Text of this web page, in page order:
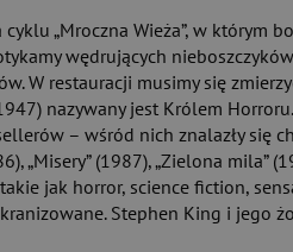
„Mroczna Wieża”, w którym
wędrujących
restauracji musimy się
nazywany jest Królem
– wśród nich znalazły się
„Misery” (1987), „Zielona
jak horror, science fiction,
Stephen King i jego